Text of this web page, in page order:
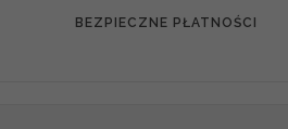
BEZPIECZNE PŁATNOŚCI